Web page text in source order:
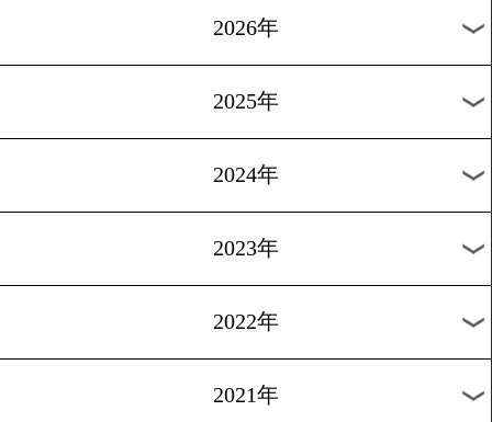
過去の海外ニュース
2025年
2024年